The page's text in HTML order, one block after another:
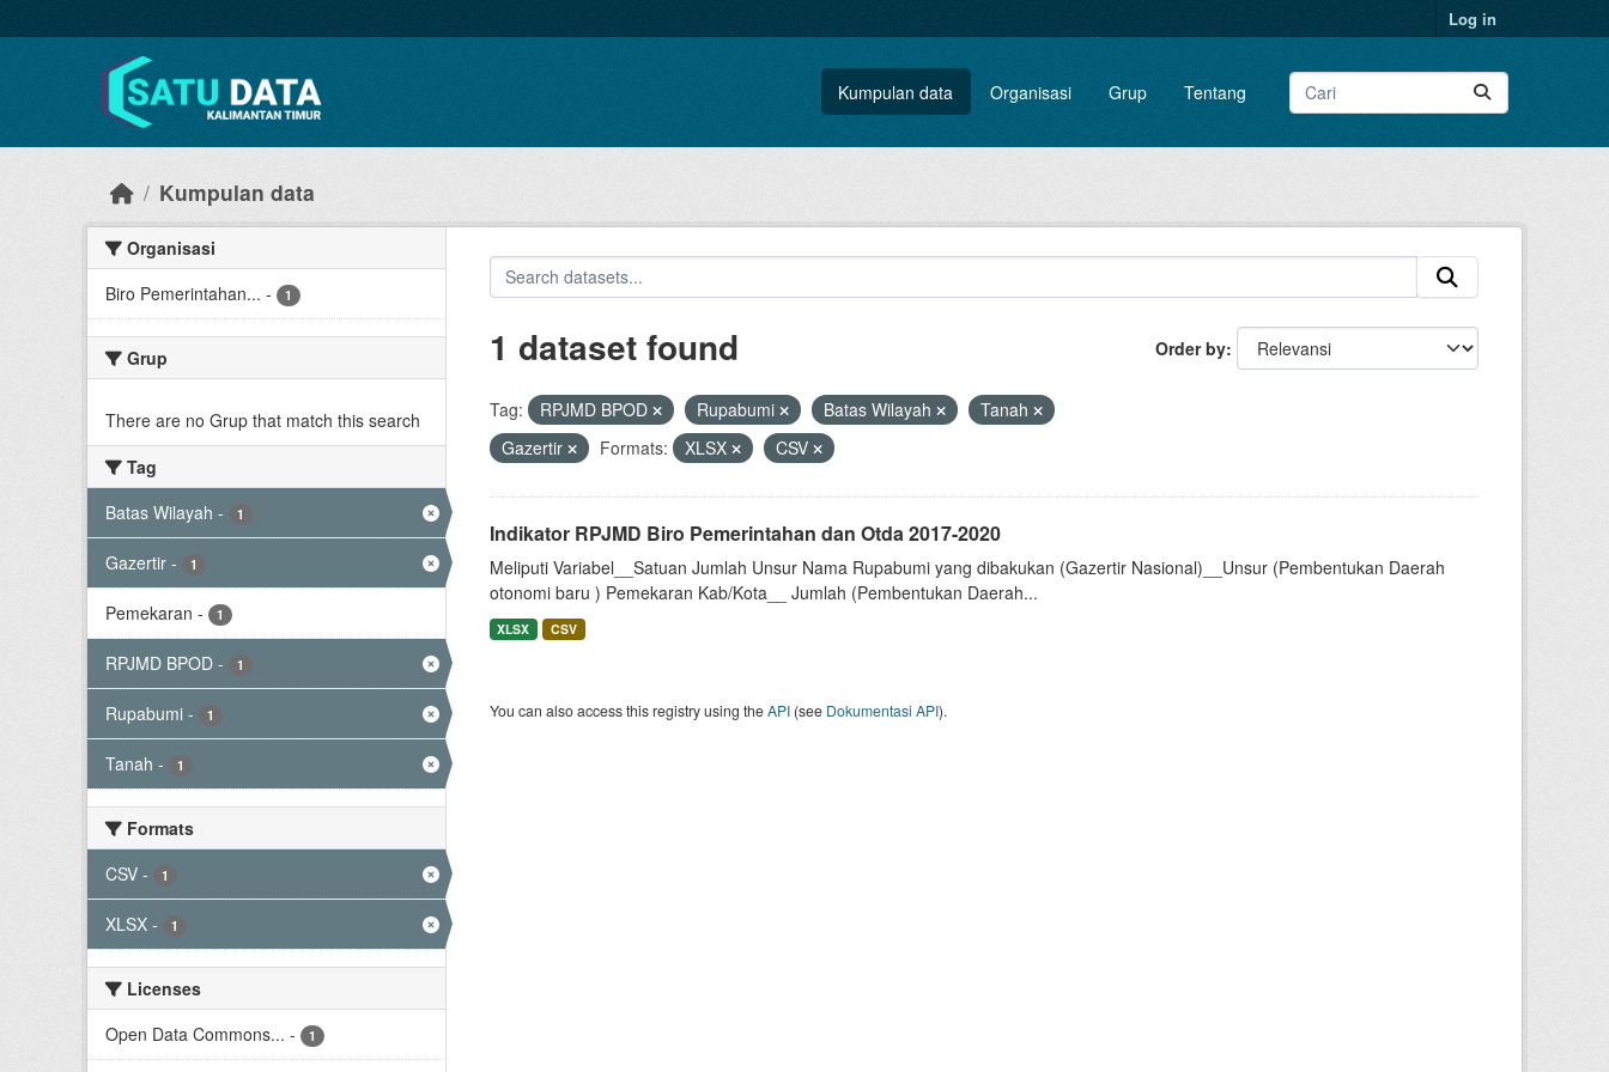
Log in
Kumpulan data Organisasi Grup Tentang
Kumpulan data
Organisasi
Biro Pemerintahan... - 1
Grup
There are no Grup that match this search
Tag
Batas Wilayah - 1
Gazertir - 1
Pemekaran - 1
RPJMD BPOD - 1
Rupabumi - 1
Tanah - 1
Formats
CSV - 1
XLSX - 1
Licenses
Open Data Commons... - 1
Order by
1 dataset found
Tag: RPJMD BPOD Rupabumi Batas Wilayah
Tanah
Gazertir
Formats: XLSX CSV
Indikator RPJMD Biro Pemerintahan dan Otda 2017-2020
Meliputi Variabel__Satuan Jumlah Unsur Nama Rupabumi yang dibakukan (Gazertir Nasional)__Unsur (Pembentukan Daerah
otonomi baru ) Pemekaran Kab/Kota__ Jumlah (Pembentukan Daerah...
XLSX CSV
You can also access this registry using theAPI(see Dokumentasi API).